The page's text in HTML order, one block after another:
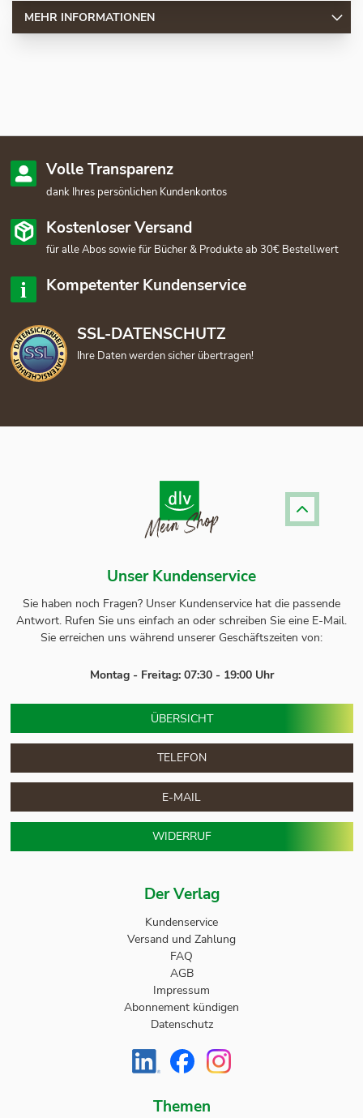
MEHR INFORMATIONEN
Volle Transparenz
dank Ihres persönlichen Kundenkontos
Kostenloser Versand
für alle Abos sowie für Bücher & Produkte ab 30€ Bestellwert
Kompetenter Kundenservice
SSL-DATENSCHUTZ
Ihre Daten werden sicher übertragen!
Der Verlag
Kundenservice
Versand und Zahlung
FAQ
AGB
Impressum
Abonnement kündigen
Datenschutz
Themen
Unser Kundenservice
Sie haben noch Fragen? Unser Kundenservice hat die passende
Antwort. Rufen Sie uns einfach an oder schreiben Sie eine E-Mail.
Sie erreichen uns während unserer Geschäftszeiten von:
Montag - Freitag: 07:30 - 19:00 Uhr
ÜBERSICHT
TELEFON
E-MAIL
WIDERRUF